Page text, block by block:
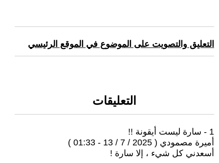
التعليق والتصويت على الموضوع في الموقع الرئيسي
التعليقات
1 - سارة ليست أيقونة !!
أميرة مصمودي ( 2025 / 7 / 13 - 01:33 )
أسعدني كل شيء ، إلا سارة !